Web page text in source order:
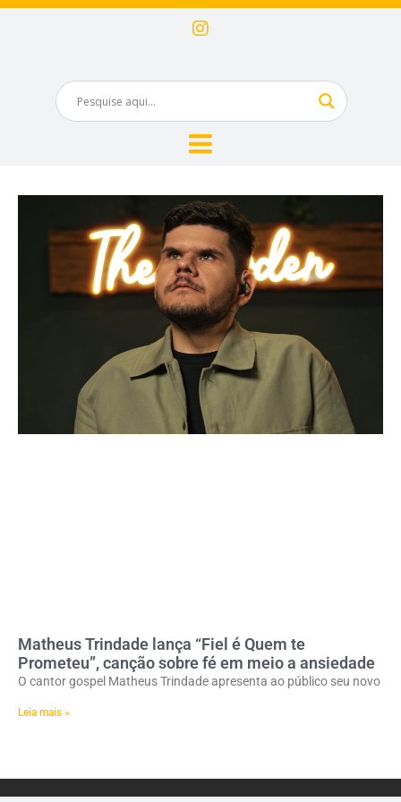
Matheus Trindade lança “Fiel é Quem te
Prometeu”, canção sobre fé em meio a ansiedade
O cantor gospel Matheus Trindade apresenta ao público seu novo
Leia mais »